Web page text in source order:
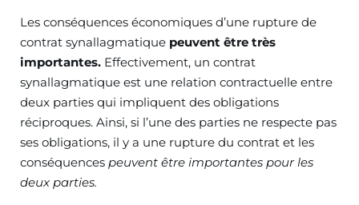
Les conséquences économiques d’une rupture de
contrat synallagmatique peuvent être très
importantes. Effectivement, un contrat
synallagmatique est une relation contractuelle entre
deux parties qui impliquent des obligations
réciproques. Ainsi, si l’une des parties ne respecte pas
ses obligations, il y a une rupture du contrat et les
conséquences peuvent être importantes pour les
deux parties.